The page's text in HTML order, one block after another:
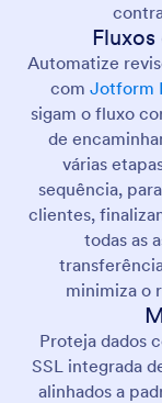
Automatize
com Jotform
sigam o fluxo
de
várias
sequência,
clientes,
todas as
minimiza o
Proteja dados
SSL integrada
alinhados a